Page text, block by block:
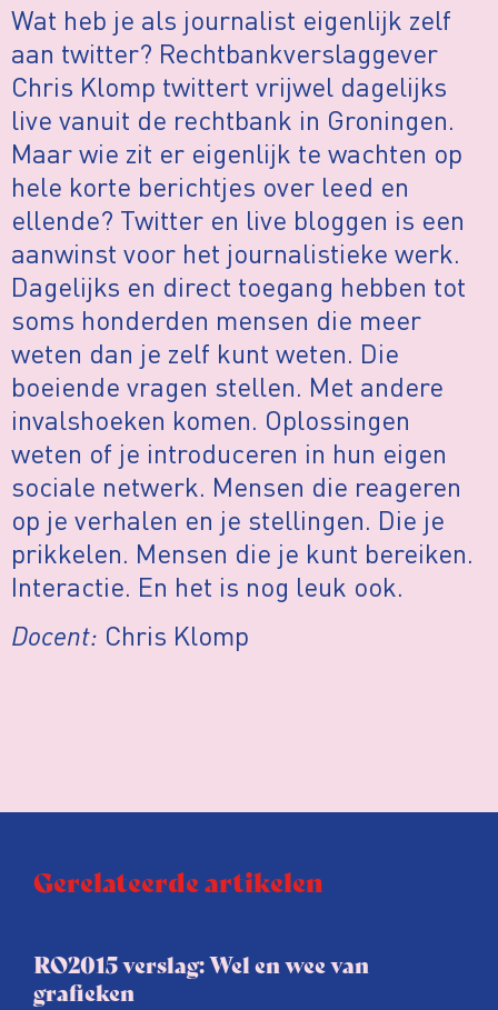
Wat heb je als journalist eigenlijk zelf
aan twitter? Rechtbankverslaggever
Chris Klomp twittert vrijwel dagelijks
live vanuit de rechtbank in Groningen.
Maar wie zit er eigenlijk te wachten op
hele korte berichtjes over leed en
ellende? Twitter en live bloggen is een
aanwinst voor het journalistieke werk.
Dagelijks en direct toegang hebben tot
soms honderden mensen die meer
weten dan je zelf kunt weten. Die
boeiende vragen stellen. Met andere
invalshoeken komen. Oplossingen
weten of je introduceren in hun eigen
sociale netwerk. Mensen die reageren
op je verhalen en je stellingen. Die je
prikkelen. Mensen die je kunt bereiken.
Interactie. En het is nog leuk ook.
Docent: Chris Klomp
Gerelateerde artikelen
RO2015 verslag: Wel en wee van
grafieken